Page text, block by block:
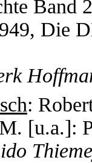
Band
Die
:
[u.a.]: